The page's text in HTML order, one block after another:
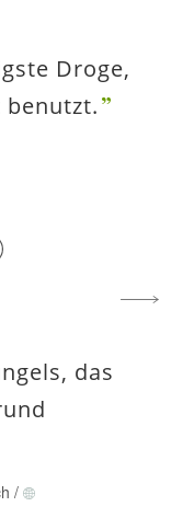
Droge,
benutzt.
das
/